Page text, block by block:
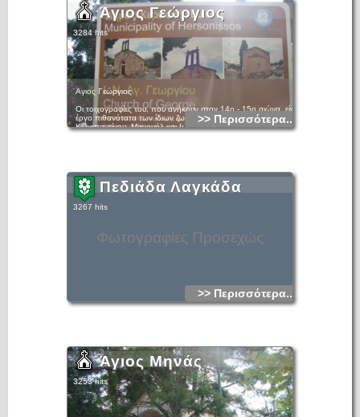
Άγιος Γεώργιος
3284 hits
Αγιος Γεώργιος
Οι τοιχογραφίες του, που ανήκουν στον 14ο - 15ο αιώνα, είναι
έργο πιθανότατα των ίδιων ζωγράφων του Αγίου
Κωνσταντίνου, Μανουήλ και Ιωάννου των Φωκάδων.
>> Περισσότερα...
Φωτογραφίες Προσεχώς
Πεδιάδα Λαγκάδα
3267 hits
>> Περισσότερα...
Άγιος Μηνάς
3253 hits